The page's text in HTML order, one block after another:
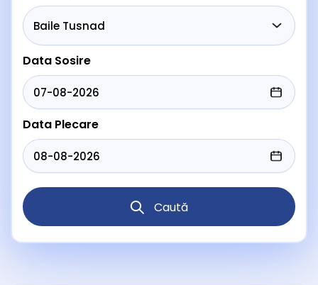
Data Sosire
Data Plecare
Caută